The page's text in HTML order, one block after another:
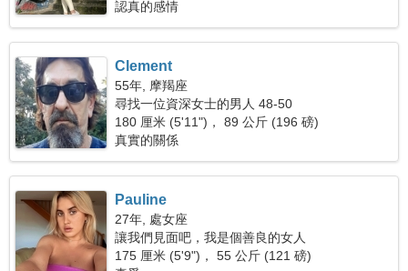
認真的感情
Clement
55年, 摩羯座
尋找一位資深女士的男人 48-50
180 厘米 (5'11")， 89 公斤 (196 磅)
真實的關係
Pauline
27年, 處女座
讓我們見面吧，我是個善良的女人
175 厘米 (5'9")， 55 公斤 (121 磅)